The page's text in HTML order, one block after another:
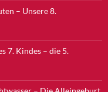
– Unsere 8.
7. Kindes – die 5.